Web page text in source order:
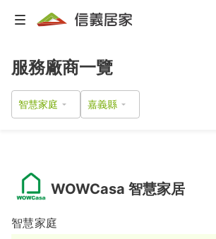
服務廠商一覽
智慧家庭
WOWCasa 智慧家居
智慧家庭